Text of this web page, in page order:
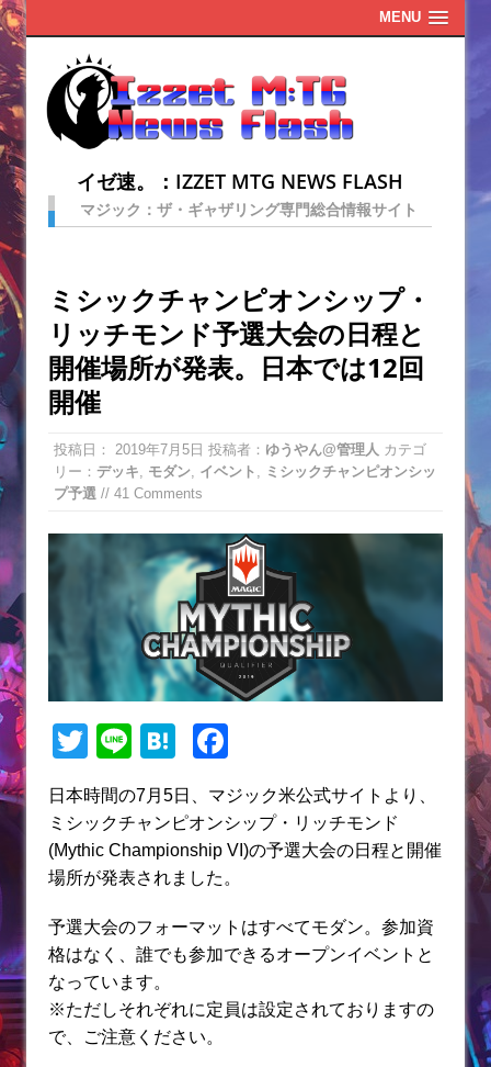
MENU
イゼ速。：IZZET MTG NEWS FLASH
マジック：ザ・ギャザリング専門総合情報サイト
ミシックチャンピオンシップ・
リッチモンド予選大会の日程と
開催場所が発表。日本では12回
開催
投稿日： 2019年7月5日 投稿者： ゆうやん@管理人 カテゴ
リー： デッキ モダン イベント
ミシックチャンピオンシッ
プ予選 // 41 Comments
T
w
itt
er
Li
e
H
e
n
a
c
e
b
o
o
日本時間の7月5日、マジック米公式サイトより、
ミシックチャンピオンシップ・リッチモンド
(Mythic Championship VI)の予選大会の日程と開催
場所が発表されました。
予選大会のフォーマットはすべてモダン。参加資
格はなく、誰でも参加できるオープンイベントと
なっています。
※ただしそれぞれに定員は設定されておりますの
で、ご注意ください。